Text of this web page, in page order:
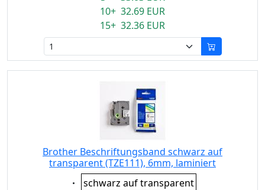
10+ 32.69 EUR
15+ 32.36 EUR
Brother Beschriftungsband schwarz auf
transparent (TZE111), 6mm, laminiert
Eigenschaft:
schwarz auf transparent